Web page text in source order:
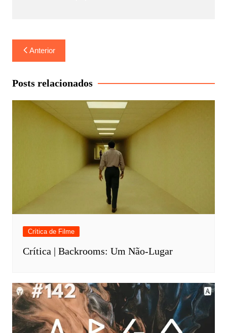
Navegação
de
Post
Anterior
Posts relacionados
Crítica de Filme
Crítica | Backrooms: Um Não-Lugar